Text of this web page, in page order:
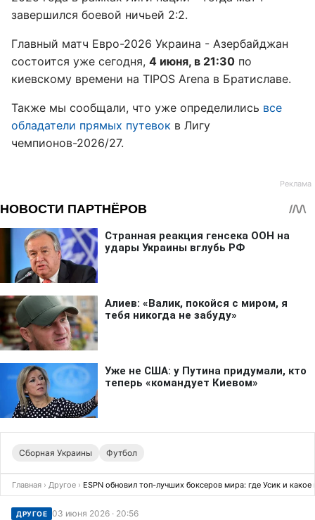
завершился боевой ничьей 2:2.
Главный матч Евро-2026 Украина - Азербайджан
состоится уже сегодня, 4 июня, в 21:30 по
киевскому времени на TIPOS Arena в Братиславе.
Также мы сообщали, что уже определились все
обладатели прямых путевок в Лигу
чемпионов-2026/27.
Сборная Украины Футбол
Главная › Другое › ESPN обновил топ-лучших боксеров мира: где Усик и
ДРУГОЕ 03 июня 2026 · 20:56